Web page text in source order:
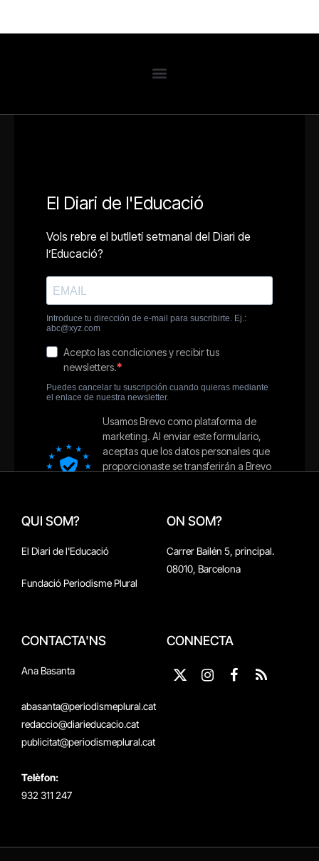
QUI SOM?
El Diari de l'Educació
Fundació Periodisme Plural
ON SOM?
Carrer Bailén 5, principal.
08010, Barcelona
CONTACTA'NS
Ana Basanta
abasanta@periodismeplural.cat
redaccio@diarieducacio.cat
publicitat@periodismeplural.cat
Telèfon:
932 311 247
CONNECTA
X
InstagramFacebook
RSS